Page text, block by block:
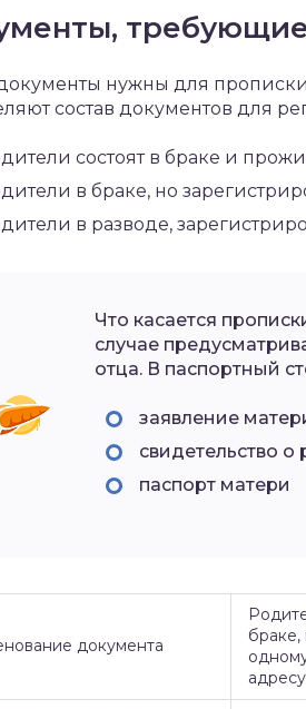
нужны для прописки
состав документов для
состоят в браке и
в браке, но
в разводе,
Что касается
случае
отца. В паспортный
заявление
свидетельство
паспорт матери
документа
браке,
адресу